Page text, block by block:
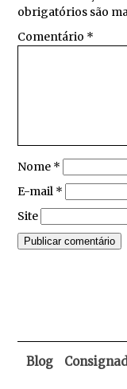
obrigatórios são
Comentário *
Nome *
E-mail *
Site
Blog